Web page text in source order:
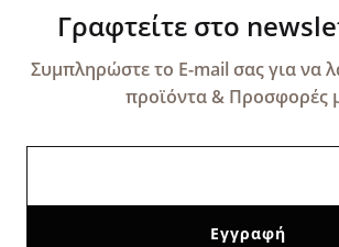
Γραφτείτε στο
Συμπληρώστε το E-mail σας για να
προϊόντα & Προσφορές